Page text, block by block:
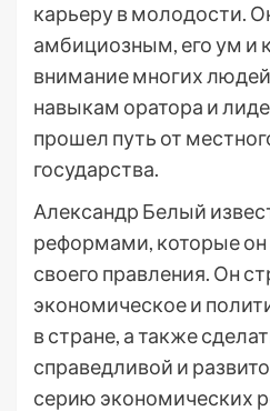
карьеру в молодости.
амбициозным, его ум и
внимание многих
навыкам оратора и
прошел путь от
государства.
Александр Белый
реформами, которые
своего правления. Он
экономическое и
в стране, а также
справедливой и
серию экономических